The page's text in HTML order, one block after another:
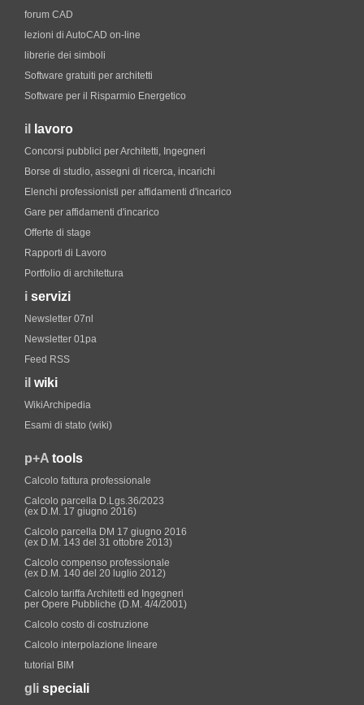
forum CAD
lezioni di AutoCAD on-line
librerie dei simboli
Software gratuiti per architetti
Software per il Risparmio Energetico
il lavoro
Concorsi pubblici per Architetti, Ingegneri
Borse di studio, assegni di ricerca, incarichi
Elenchi professionisti per affidamenti d'incarico
Gare per affidamenti d'incarico
Offerte di stage
Rapporti di Lavoro
Portfolio di architettura
i servizi
Newsletter 07nl
Newsletter 01pa
Feed RSS
il wiki
WikiArchipedia
Esami di stato (wiki)
p+A tools
Calcolo fattura professionale
Calcolo parcella D.Lgs.36/2023
(ex D.M. 17 giugno 2016)
Calcolo parcella DM 17 giugno 2016
(ex D.M. 143 del 31 ottobre 2013)
Calcolo compenso professionale
(ex D.M. 140 del 20 luglio 2012)
Calcolo tariffa Architetti ed Ingegneri
per Opere Pubbliche (D.M. 4/4/2001)
Calcolo costo di costruzione
Calcolo interpolazione lineare
tutorial BIM
gli speciali